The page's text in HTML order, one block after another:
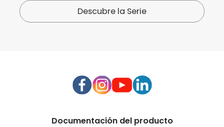
Descubre la Serie
Documentación del producto